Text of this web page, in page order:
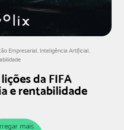
Empresarial, Inteligência Artificial,
da FIFA
e rentabilidade
mais